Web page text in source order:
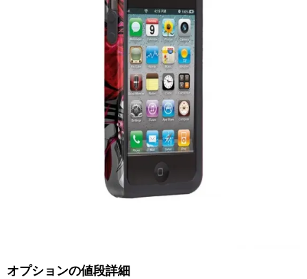
オプションの値段詳細